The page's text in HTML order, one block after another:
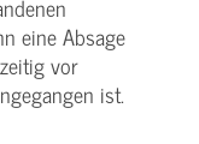
eine Absage
vor
ist.